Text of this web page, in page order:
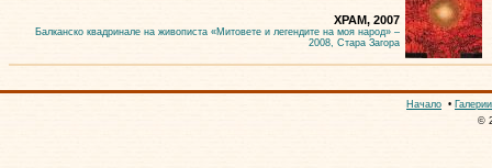
ХРАМ, 2007
Балканско квадринале на живописта «Митовете и легендите на моя народ» –
2008, Стара Загора
Начало • Галерии
©